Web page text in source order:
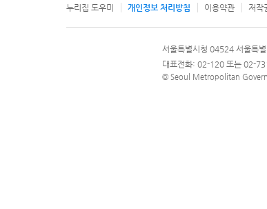
누리집 도우미 개인정보 처리방침 이용약관 저작
문의 전화번호 120, 120 다산콜재단
서울특별시청 04524 서울특
대표전화: 02-120 또는 02-
© Seoul Metropolitan